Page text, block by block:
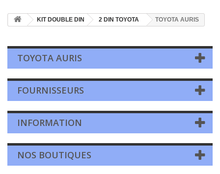
KIT DOUBLE DIN 2 DIN TOYOTA TOYOTA AURIS
TOYOTA AURIS
FOURNISSEURS
INFORMATION
NOS BOUTIQUES